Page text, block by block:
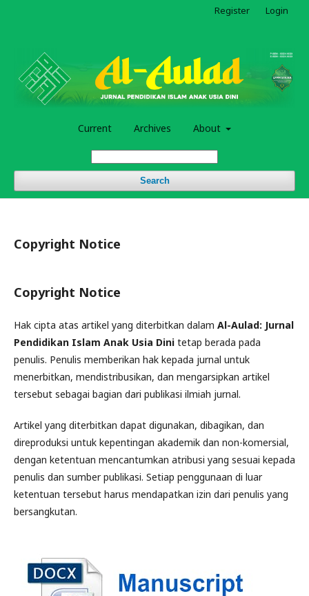
Current Archives About
Search
Register Login
Copyright Notice
Copyright Notice
Hak cipta atas artikel yang diterbitkan dalam Al-Aulad: Jurnal
Pendidikan Islam Anak Usia Dini tetap berada pada
penulis. Penulis memberikan hak kepada jurnal untuk
menerbitkan, mendistribusikan, dan mengarsipkan artikel
tersebut sebagai bagian dari publikasi ilmiah jurnal.
Artikel yang diterbitkan dapat digunakan, dibagikan, dan
direproduksi untuk kepentingan akademik dan non-komersial,
dengan ketentuan mencantumkan atribusi yang sesuai kepada
penulis dan sumber publikasi. Setiap penggunaan di luar
ketentuan tersebut harus mendapatkan izin dari penulis yang
bersangkutan.